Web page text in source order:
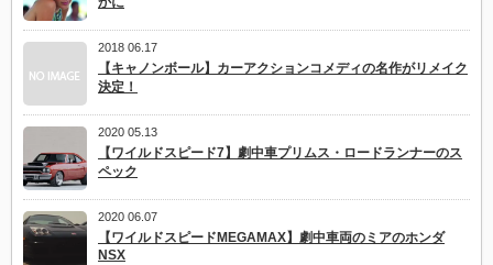
2018 06.17
【キャノンボール】カーアクションコメディの名作がリメイク
決定！
2020 05.13
【ワイルドスピード7】劇中車プリムス・ロードランナーのス
ペック
2020 06.07
【ワイルドスピードMEGAMAX】劇中車両のミアのホンダ
NSX